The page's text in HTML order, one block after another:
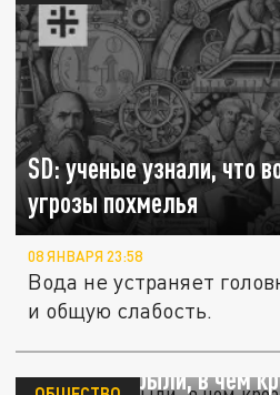
SD: ученые узнали, что
угрозы похмелья
08 ЯНВАРЯ 23:58
Вода не устраняет
и общую слабость.
Врачи раскрыли, в чем